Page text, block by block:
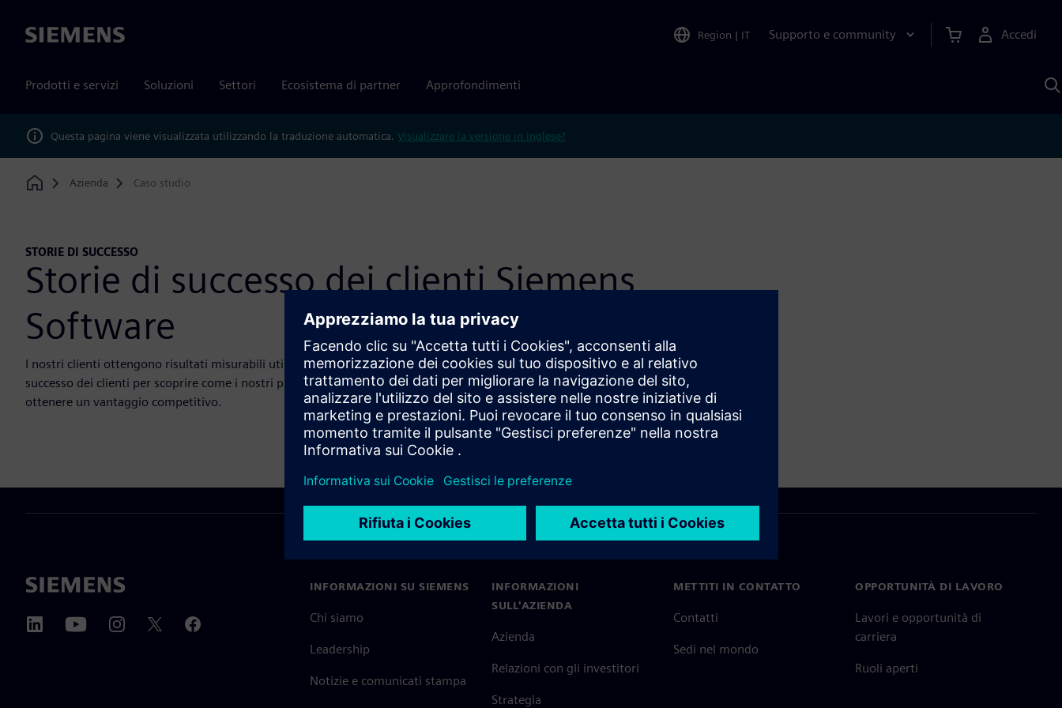
Siemens Region | IT Supporto e community Accedi
Prodotti e servizi Soluzioni Settori Ecosistema di partner Approfondimenti
Questa pagina viene visualizzata utilizzando la traduzione automatica. Visualizzare la versione in inglese?
Home
Azienda Caso studio
STORIE DI SUCCESSO
Storie di successo dei clienti Siemens
Software
I nostri clienti ottengono risultati misurabili utilizzando le nostre soluzioni in molti settori. Legga queste storie di
successo dei clienti per scoprire come i nostri prodotti aiutano le aziende a risolvere le sfide, aumentare la produttività e
ottenere un vantaggio competitivo.
INFORMAZIONI SU SIEMENS
Chi siamo
Leadership
Notizie e comunicati stampa
INFORMAZIONI
SULL'AZIENDA
Azienda
Relazioni con gli investitori
Strategia
METTITI IN CONTATTO
Contatti
Sedi nel mondo
OPPORTUNITÀ DI LAVORO
Lavori e opportunità di
carriera
Ruoli aperti